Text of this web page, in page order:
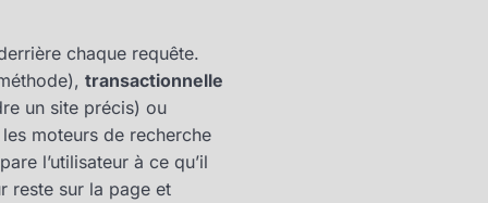
chaque requête.
transactionnelle
un site précis) ou
moteurs de recherche
l’utilisateur à ce qu’il
reste sur la page et